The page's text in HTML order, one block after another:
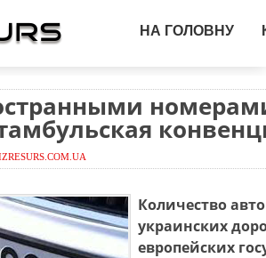
НА ГОЛОВНУ
Количество
украинских
европейских